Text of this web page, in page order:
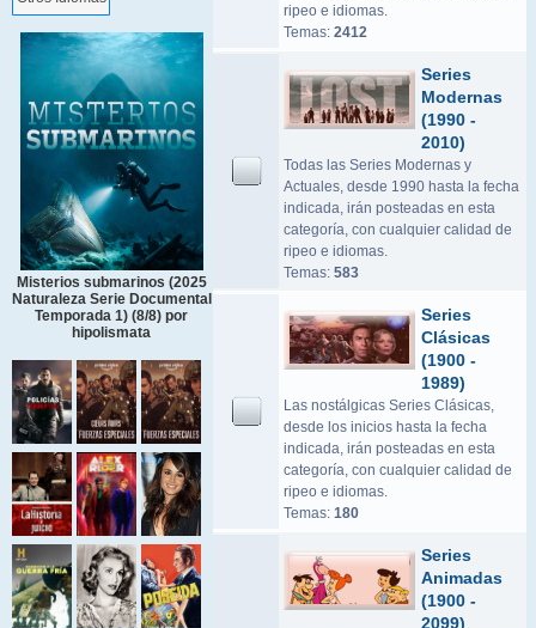
Misterios submarinos (2025
Naturaleza Serie Documental
Temporada 1) (8/8) por
hipolismata
ripeo e idiomas.
Temas: 2412
Series
Modernas
(1990 -
2010)
Todas las Series Modernas y
Actuales, desde 1990 hasta la fecha
indicada, irán posteadas en esta
categoría, con cualquier calidad de
ripeo e idiomas.
Temas: 583
Series
Clásicas
(1900 -
1989)
Las nostálgicas Series Clásicas,
desde los inicios hasta la fecha
indicada, irán posteadas en esta
categoría, con cualquier calidad de
ripeo e idiomas.
Temas: 180
Series
Animadas
(1900 -
2099)